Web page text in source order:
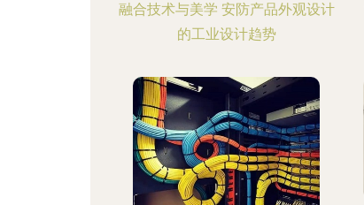
融合技术与美学 安防产品外观设计
的工业设计趋势